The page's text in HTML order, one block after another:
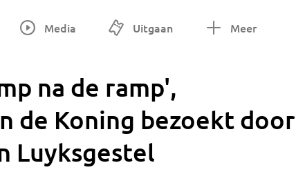
Media Uitgaan Meer
na de ramp',
de Koning bezoekt door
Luyksgestel